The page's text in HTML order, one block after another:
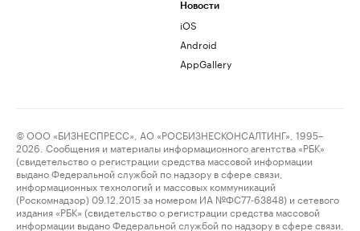
Новости
iOS
Android
AppGallery
© ООО «БИЗНЕСПРЕСС», АО «РОСБИЗНЕСКОНСАЛТИНГ», 1995–
2026. Сообщения и материалы информационного агентства «РБК»
(свидетельство о регистрации средства массовой информации
выдано Федеральной службой по надзору в сфере связи,
информационных технологий и массовых коммуникаций
(Роскомнадзор) 09.12.2015 за номером ИА №ФС77-63848) и сетевого
издания «РБК» (свидетельство о регистрации средства массовой
информации выдано Федеральной службой по надзору в сфере связи,